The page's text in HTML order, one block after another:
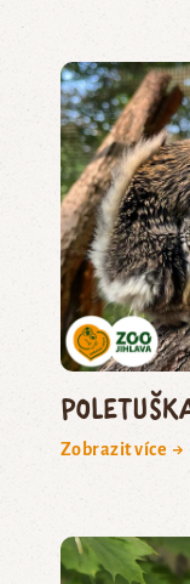
Zobrazit více →